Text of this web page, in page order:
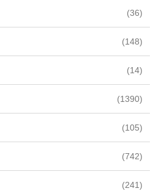
(36)
(148)
(14)
(1390)
(105)
(742)
(241)